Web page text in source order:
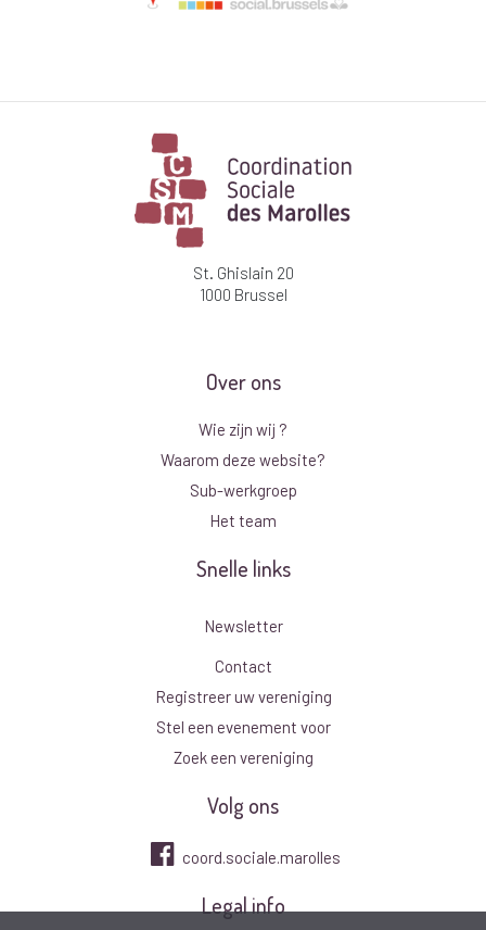
St. Ghislain 20
1000 Brussel
Over ons
Wie zijn wij ?
Waarom deze website?
Sub-werkgroep
Het team
Snelle links
Newsletter
Contact
Registreer uw vereniging
Stel een evenement voor
Zoek een vereniging
Volg ons
coord.sociale.marolles
Legal info